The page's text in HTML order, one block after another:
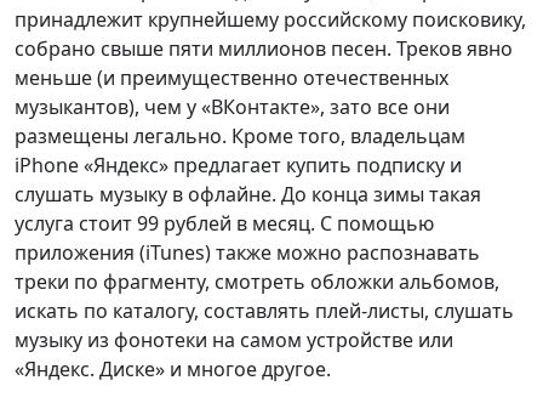
принадлежит крупнейшему российскому поисковику,
собрано свыше пяти миллионов песен. Треков явно
меньше (и преимущественно отечественных
музыкантов), чем у «ВКонтакте», зато все они
размещены легально. Кроме того, владельцам
iPhone «Яндекс» предлагает купить подписку и
слушать музыку в офлайне. До конца зимы такая
услуга стоит 99 рублей в месяц. С помощью
приложения (iTunes) также можно распознавать
треки по фрагменту, смотреть обложки альбомов,
искать по каталогу, составлять плей-листы, слушать
музыку из фонотеки на самом устройстве или
«Яндекс. Диске» и многое другое.